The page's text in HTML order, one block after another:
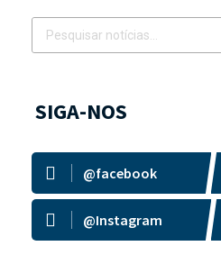
SIGA-NOS
@facebook
@Instagram